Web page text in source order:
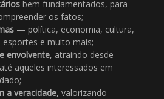
bem fundamentados, para
os fatos;
— política, economia, cultura,
e muito mais;
envolvente, atraindo desde
aqueles interessados em
a veracidade, valorizando